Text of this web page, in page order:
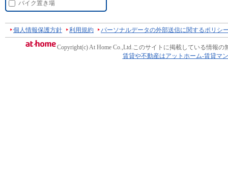
バイク置き場
個人情報保護方針 利用規約 パーソナルデータの外部送信に関するポリシ
Copyright(c) At Home Co.,Ltd.このサイトに掲載している情報の
賃貸や不動産はアットホーム-賃貸マ